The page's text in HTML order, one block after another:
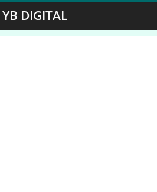
YB DIGITAL